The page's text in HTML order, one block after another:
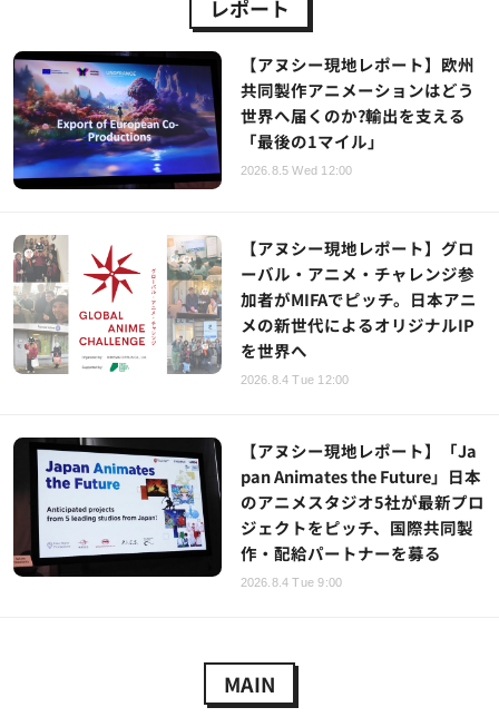
レポート
【アヌシー現地レポート】欧州
共同製作アニメーションはどう
世界へ届くのか?輸出を支える
「最後の1マイル」
2026.8.5 Wed 12:00
【アヌシー現地レポート】グロ
ーバル・アニメ・チャレンジ参
加者がMIFAでピッチ。日本アニ
メの新世代によるオリジナルIP
を世界へ
2026.8.4 Tue 12:00
【アヌシー現地レポート】「Ja
pan Animates the Future」日本
のアニメスタジオ5社が最新プロ
ジェクトをピッチ、国際共同製
作・配給パートナーを募る
2026.8.4 Tue 9:00
MAIN